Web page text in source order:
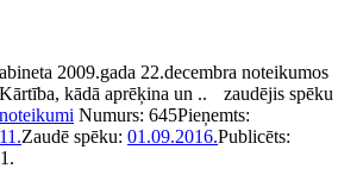
2009.gada 22.decembra noteikumos
kādā aprēķina un ..
zaudējis spēku
noteikumi Numurs: 645Pieņemts:
Zaudē spēku: 01.09.2016.Publicēts: